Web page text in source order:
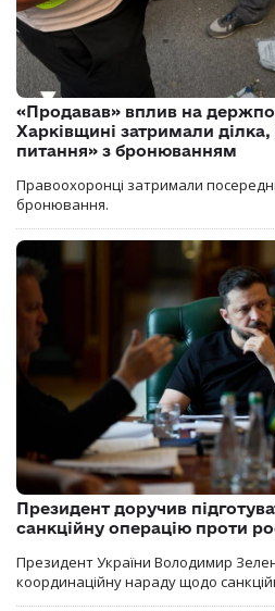
«Продавав» вплив на
Харківщині затримали
питання» з бронюванням
Правоохоронці затримали
бронювання.
Президент доручив
санкційну операцію проти
Президент України Володимир
координаційну нараду щодо